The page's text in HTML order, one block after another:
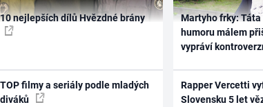
10 nejlepších dílů Hvězdné brány
TOP filmy a seriály podle mladých
diváků
Martyho frky:
humoru málem
vypráví
Rapper Vercetti
Slovensku 5 let